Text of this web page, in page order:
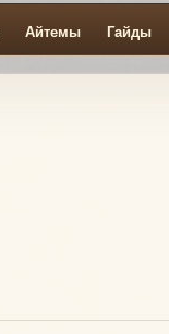
Айтемы Гайды